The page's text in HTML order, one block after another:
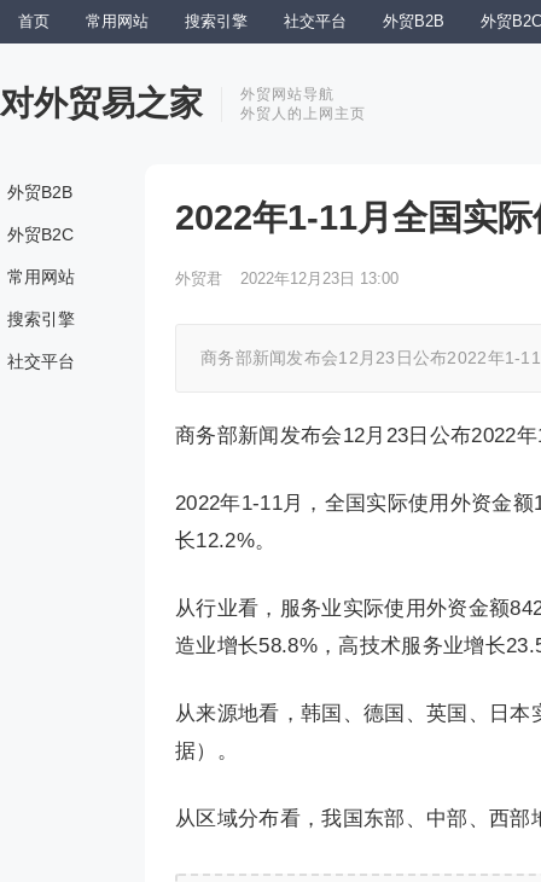
首页 常用网站 搜索引擎 社交平台 外贸B2B 外贸B2C
对外贸易之家
外贸网站导航
外贸人的上网主页
外贸B2B
外贸B2C
常用网站
搜索引擎
社交平台
2022年1-11月全国实
外贸君 2022年12月23日 13:00
商务部新闻发布会12月23日公布2022年1-
商务部新闻发布会12月23日公布2022
2022年1-11月，全国实际使用外资金
长12.2%。
从行业看，服务业实际使用外资金额
造业增长58.8%，高技术服务业增长
从来源地看，韩国、德国、英国、日
据）。
从区域分布看，我国东部、中部、西